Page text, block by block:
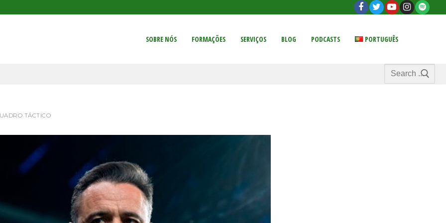
SOBRE NÓS
FORMAÇÕES SERVIÇOS BLOG PODCASTS PORTUGUÊS
Search
for:
TÁCTICO